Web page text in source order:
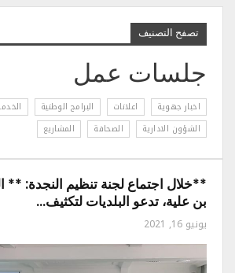
تصفح التصنيف
جلسات عمل
اخبار جهوية اعلانات البرامج الوطنية
الشؤون الادارية
الصحافة المشاريع
**خلال اجتماع لجنة تنظيم النجدة: **
بن علية، تدعو البلديات لتكثيف…
يونيو 16, 2021